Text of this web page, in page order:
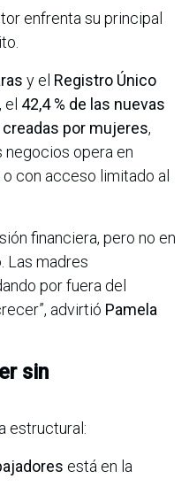
enfrenta su principal
y el Registro Único
, el 42,4 % de las nuevas
por mujeres,
negocios opera en
con acceso limitado al
financiera, pero no en
Las madres
por fuera del
advirtió Pamela
sin
estructural:
está en la